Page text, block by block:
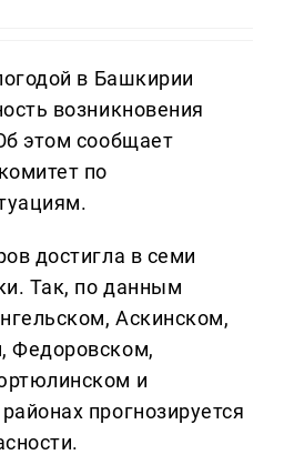
в Башкирии
возникновения
этом сообщает
по
достигла в семи
Так, по данным
Аскинском,
Федоровском,
и
прогнозируется